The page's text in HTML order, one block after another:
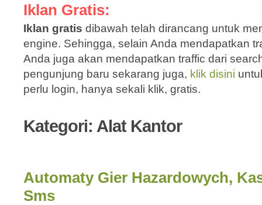
Iklan Gratis:
Iklan gratis dibawah telah dirancang untuk
engine. Sehingga, selain Anda mendapatkan
Anda juga akan mendapatkan traffic dari
pengunjung baru sekarang juga, klik disini
perlu login, hanya sekali klik, gratis.
Kategori: Alat Kantor
Automaty Gier Hazardowych,
Sms